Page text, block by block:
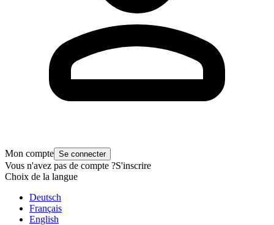
Mon compte Se connecter
Vous n'avez pas de compte ?S'inscrire
Choix de la langue
Deutsch
Français
English